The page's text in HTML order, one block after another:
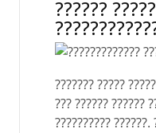
??????
??????? ?????
??? ?????? ??????
?????????? ??????.